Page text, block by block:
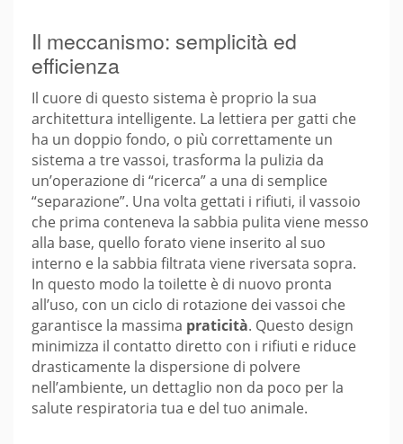
Il meccanismo: semplicità ed
efficienza
Il cuore di questo sistema è proprio la sua
architettura intelligente. La lettiera per gatti che
ha un doppio fondo, o più correttamente un
sistema a tre vassoi, trasforma la pulizia da
un’operazione di “ricerca” a una di semplice
“separazione”. Una volta gettati i rifiuti, il vassoio
che prima conteneva la sabbia pulita viene messo
alla base, quello forato viene inserito al suo
interno e la sabbia filtrata viene riversata sopra.
In questo modo la toilette è di nuovo pronta
all’uso, con un ciclo di rotazione dei vassoi che
garantisce la massima praticità. Questo design
minimizza il contatto diretto con i rifiuti e riduce
drasticamente la dispersione di polvere
nell’ambiente, un dettaglio non da poco per la
salute respiratoria tua e del tuo animale.